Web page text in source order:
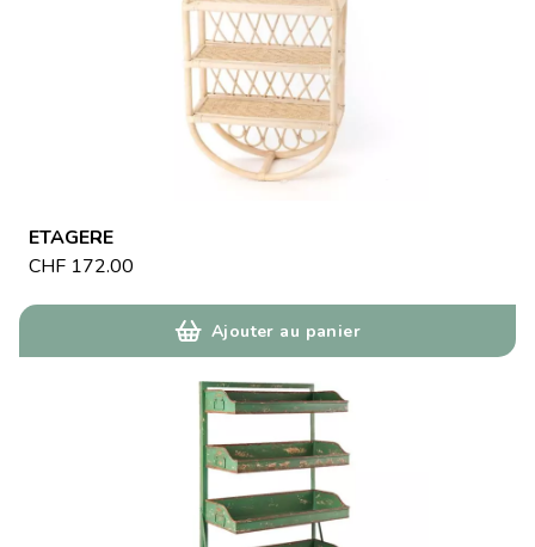
ETAGERE
CHF 172.00
Ajouter au panier